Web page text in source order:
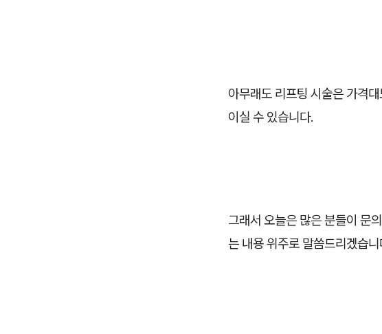
아무래도 리프팅 시술은 가격
이실 수 있습니다.
그래서 오늘은 많은 분들이 문
는 내용 위주로 말씀드리겠습